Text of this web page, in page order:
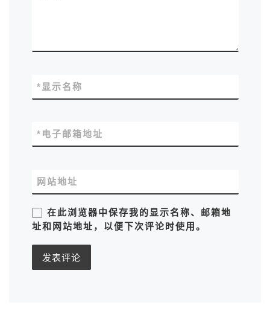
显示名称
*
电子邮箱地址
*
网站地址
在此浏览器中保存我的显示名称、邮箱地
址和网站地址，以便下次评论时使用。